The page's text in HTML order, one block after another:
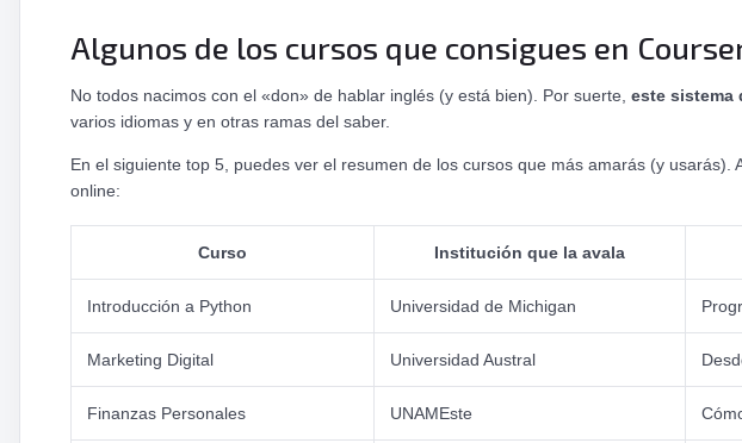
Algunos de los cursos que consigues en
No todos nacimos con el «don» de hablar inglés (y está bien). Por suerte, este sistema
varios idiomas y en otras ramas del saber.
En el siguiente top 5, puedes ver el resumen de los cursos que más amarás (y
online:
Curso Institución que la avala
Introducción a Python Universidad de Michigan
Marketing Digital Universidad Austral
Finanzas Personales UNAMEste